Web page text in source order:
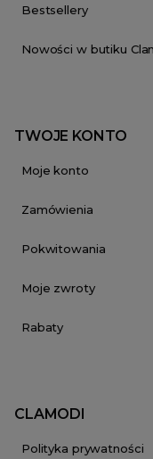
Bestsellery
Nowości w butiku
TWOJE KONTO
Moje konto
Zamówienia
Pokwitowania
Moje zwroty
Rabaty
CLAMODI
Polityka prywatności